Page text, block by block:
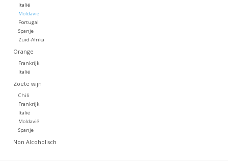
Italië
Moldavië
Portugal
Spanje
Zuid-Afrika
Orange
Frankrijk
Italië
Zoete wijn
Chili
Frankrijk
Italië
Moldavië
Spanje
Non Alcoholisch